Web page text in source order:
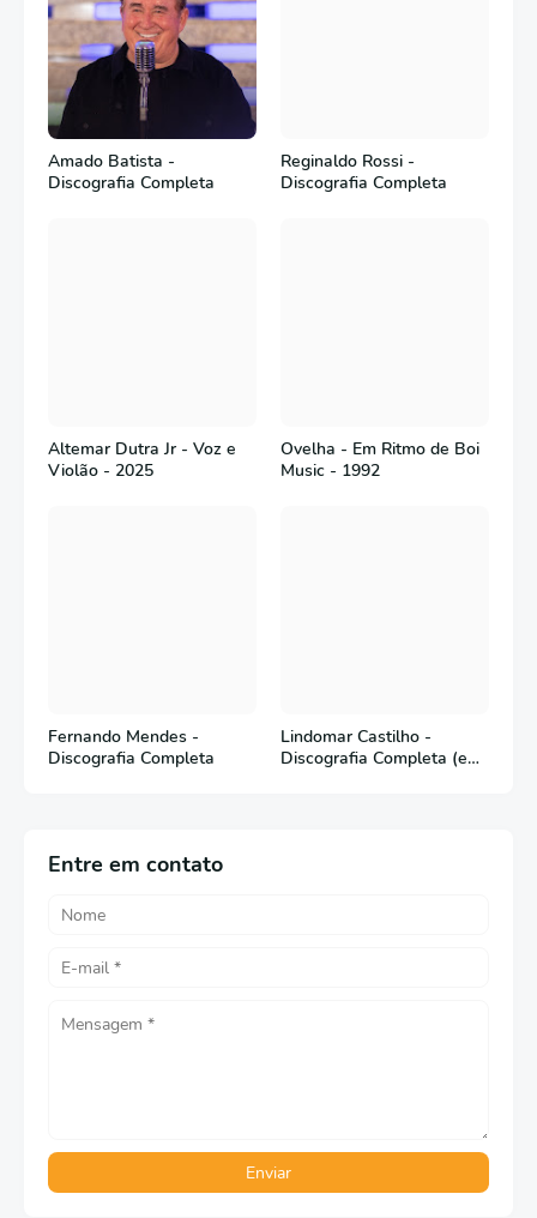
Amado Batista -
Discografia Completa
Reginaldo Rossi -
Discografia Completa
Altemar Dutra Jr - Voz e
Violão - 2025
Ovelha - Em Ritmo de Boi
Music - 1992
Fernando Mendes -
Discografia Completa
Lindomar Castilho -
Discografia Completa (em
Entre em contato